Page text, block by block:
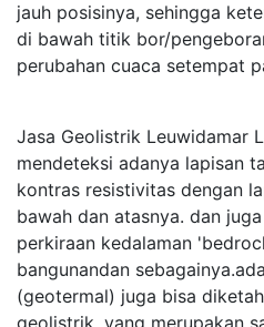
jauh posisinya, sehingga
di bawah titik bor/
perubahan cuaca setempat
Jasa Geolistrik Leuwidamar
mendeteksi adanya lapisan
kontras resistivitas dengan
bawah dan atasnya. dan
perkiraan kedalaman
bangunandan
(geotermal) juga bisa
geolistrik, yang merupakan